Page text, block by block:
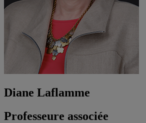
Diane Laflamme
Professeure associée